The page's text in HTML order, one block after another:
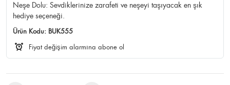
Neşe Dolu: Sevdiklerinize zarafeti ve neşeyi taşıyacak en şık
hediye seçeneği.
Ürün Kodu: BUK555
Fiyat değişim alarmına abone ol